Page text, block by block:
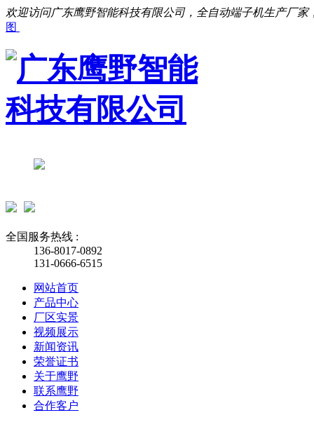
欢迎访问广东鹰野智能科技有限公司，全自动端子机生产厂家
图
全国服务热线 :
136-8017-0892
131-0666-6515
网站首页
产品中心
厂区实景
视频展示
新闻资讯
荣誉证书
关于鹰野
联系鹰野
合作客户